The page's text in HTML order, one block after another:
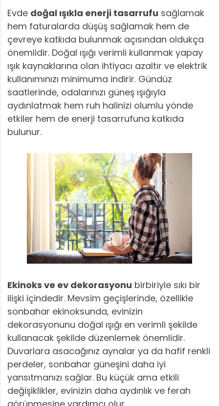
Evde doğal ışıkla enerji tasarrufu sağlamak
hem faturalarda düşüş sağlamak hem de
çevreye katkıda bulunmak açısından oldukça
önemlidir. Doğal ışığı verimli kullanmak yapay
ışık kaynaklarına olan ihtiyacı azaltır ve elektrik
kullanımınızı minimuma indirir. Gündüz
saatlerinde, odalarınızı güneş ışığıyla
aydınlatmak hem ruh halinizi olumlu yönde
etkiler hem de enerji tasarrufuna katkıda
bulunur.
Ekinoks ve ev dekorasyonu birbiriyle sıkı bir
ilişki içindedir. Mevsim geçişlerinde, özellikle
sonbahar ekinoksunda, evinizin
dekorasyonunu doğal ışığı en verimli şekilde
kullanacak şekilde düzenlemek önemlidir.
Duvarlara asacağınız aynalar ya da hafif renkli
perdeler, sonbahar güneşini daha iyi
yansıtmanızı sağlar. Bu küçük ama etkili
değişiklikler, evinizin daha aydınlık ve ferah